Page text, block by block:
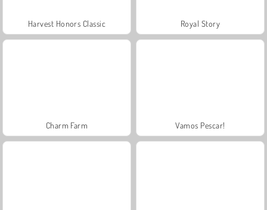
Harvest Honors Classic Royal Story
Charm Farm Vamos Pescar!